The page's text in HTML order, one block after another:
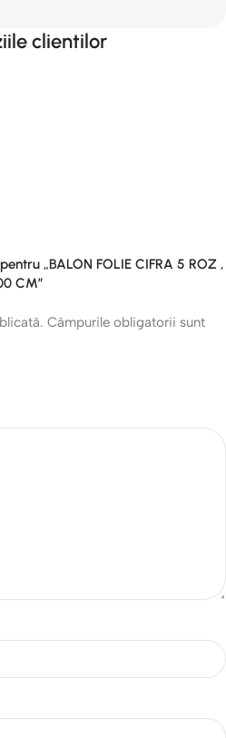
clientilor
„BALON FOLIE CIFRA 5 ROZ ,
CM”
Câmpurile obligatorii sunt